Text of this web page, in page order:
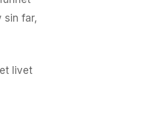
sin far,
livet